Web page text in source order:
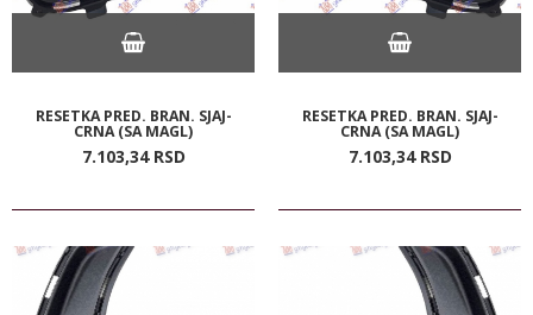
RESETKA PRED. BRAN. SJAJ-
CRNA (SA MAGL)
7.103,34 RSD
RESETKA PRED. BRAN. SJAJ-
CRNA (SA MAGL)
7.103,34 RSD